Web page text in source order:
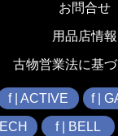
お問合せ
用品店情報
古物営業法に基
f | ACTIVE f |
f | BELL